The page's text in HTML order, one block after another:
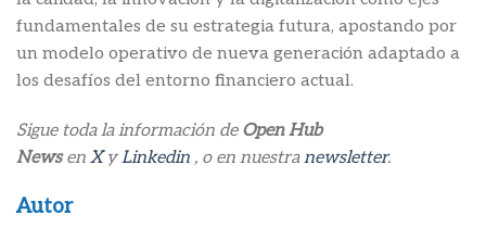
fundamentales de su estrategia futura, apostando por
un modelo operativo de nueva generación adaptado a
los desafíos del entorno financiero actual.
Sigue toda la información de Open Hub
Newsen XyLinkedin , o en nuestranewsletter.
Autor